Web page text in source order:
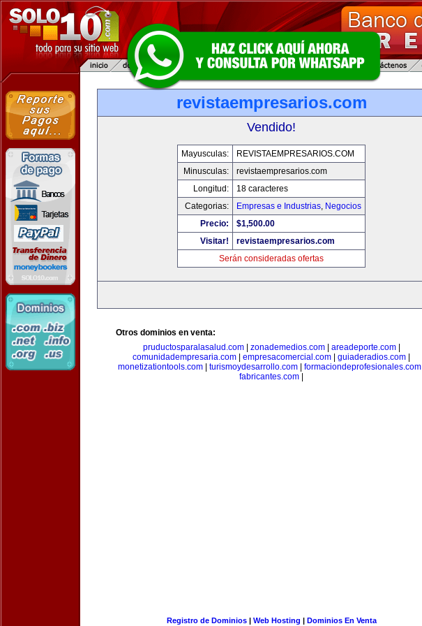
revistaempresarios.com
Vendido!
Mayusculas:
REVISTAEMPRESARIOS.COM
Minusculas:
revistaempresarios.com
Longitud:
18 caracteres
Categorias:
Empresas e Industrias, Negocios
Precio:
$1,500.00
Visitar!
revistaempresarios.com
Serán consideradas ofertas
Otros dominios en venta:
pruductosparalasalud.com| zonademedios.com| areadeporte.com|
comunidadempresaria.com
empresacomercial.com guiaderadios.com
monetizationtools.com| turismoydesarrollo.com| formaciondeprofesionales.com|
fabricantes.com
Registro de Dominios| Web Hosting | Dominios En Venta